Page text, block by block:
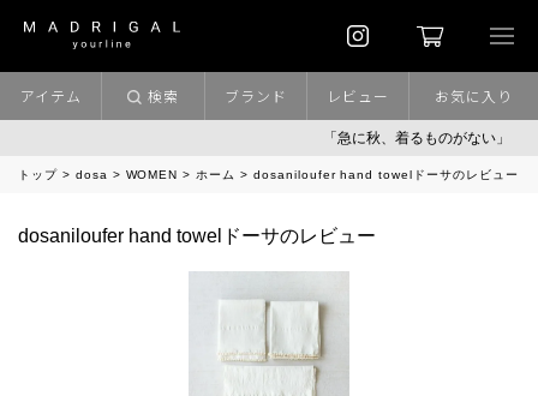
「急に秋、着るものがない」
アイテム 検索 ブランド レビュー お気に入り
トップ dosa WOMEN ホーム dosaniloufer hand towelドーサのレビュー
dosaniloufer hand towelドーサのレビュー